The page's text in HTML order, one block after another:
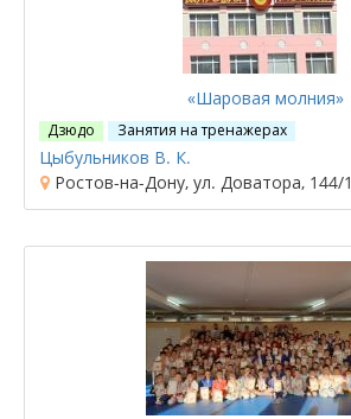
«Шаровая молния»
Дзюдо Занятия на тренажерах
Цыбульников В. К.
Ростов-на-Дону, ул. Доватора, 144/1